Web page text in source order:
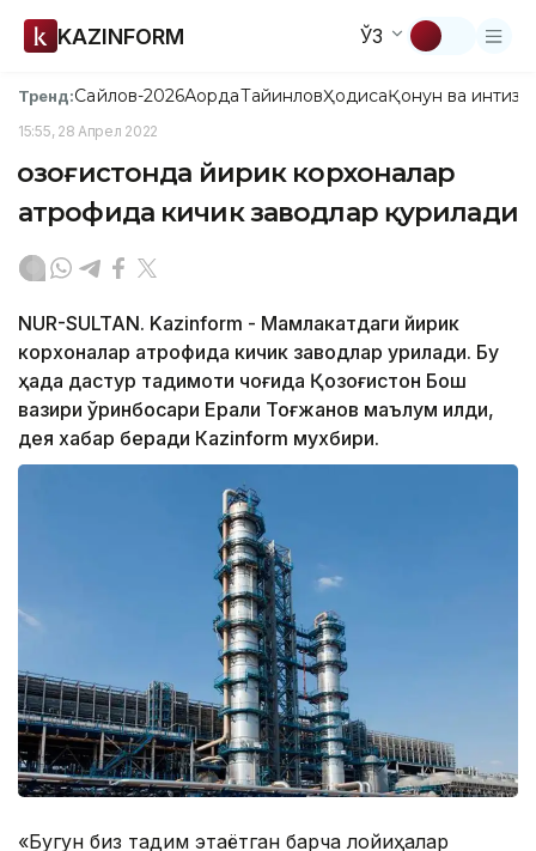
KAZINFORM ЎЗ
Тренд:Сайлов-2026АқордаТайинловҲодисаҚонун ва
15:55, 28 Апрел 2022
Қозоғистонда йирик корхоналар
атрофида кичик заводлар қурилади
NUR-SULTAN. Kazinform - Мамлакатдаги йирик
корхоналар атрофида кичик заводлар қурилади. Бу
ҳақда дастур тақдимоти чоғида Қозоғистон Бош
вазири ўринбосари Ерали Тоғжанов маълум қилди,
дея хабар беради Кazinform мухбири.
«Бугун биз тақдим этаётган барча лойиҳалар